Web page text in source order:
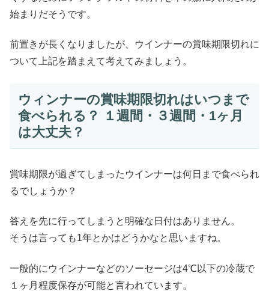
始まりだそうです。
前置きが長くなりましたが、ウインナーの賞味期限切れに
ついて上記を踏まえて考えてみましょう。
ウィンナーの賞味期限切れはいつまで
食べられる？ １週間・３週間・1ヶ月
は大丈夫？
賞味期限が過ぎてしまったウインナーは何日まで食べられ
るでしょうか？
答えを先に行ってしまうと明確な日付はありません。
そうは言っても1年とかはどうかなと思いますね。
一般的にウインナーなどのソーセージは4℃以下の冷蔵で
１ヶ月程度保存が可能と言われています。